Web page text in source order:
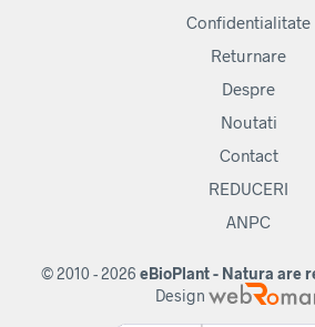
Confidentialitate
Returnare
Despre
Noutati
Contact
REDUCERI
ANPC
© 2010 - 2026 eBioPlant - Natura are
Design